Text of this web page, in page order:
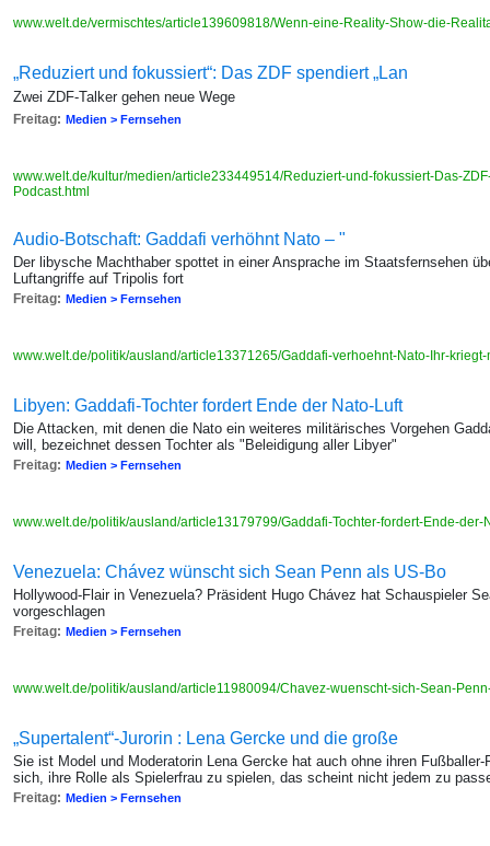
www.welt.de/vermischtes/article139609818/Wenn-eine-Reality-Show-die-
„Reduziert und fokussiert“: Das ZDF spendiert „Lan
Zwei ZDF-Talker gehen neue Wege
Freitag: Medien > Fernsehen
www.welt.de/kultur/medien/article233449514/Reduziert-und-fokussiert-Das-
Podcast.html
Audio-Botschaft: Gaddafi verhöhnt Nato – "
Der libysche Machthaber spottet in einer Ansprache im Staatsfernsehen
Luftangriffe auf Tripolis fort
Freitag: Medien > Fernsehen
www.welt.de/politik/ausland/article13371265/Gaddafi-verhoehnt-Nato-Ihr-
Libyen: Gaddafi-Tochter fordert Ende der Nato-Luft
Die Attacken, mit denen die Nato ein weiteres militärisches Vorgehen
will, bezeichnet dessen Tochter als "Beleidigung aller Libyer"
Freitag: Medien > Fernsehen
www.welt.de/politik/ausland/article13179799/Gaddafi-Tochter-fordert-Ende-
Venezuela: Chávez wünscht sich Sean Penn als US-Bo
Hollywood-Flair in Venezuela? Präsident Hugo Chávez hat Schauspieler
vorgeschlagen
Freitag: Medien > Fernsehen
www.welt.de/politik/ausland/article11980094/Chavez-wuenscht-sich-Sean-
„Supertalent“-Jurorin : Lena Gercke und die große
Sie ist Model und Moderatorin Lena Gercke hat auch ohne ihren
sich, ihre Rolle als Spielerfrau zu spielen, das scheint nicht jedem zu
Freitag: Medien > Fernsehen